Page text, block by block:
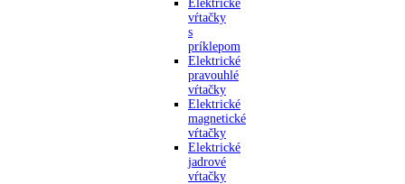
Elektrické
vŕtačky
s
príklepom
Elektrické
pravouhlé
vŕtačky
Elektrické
magnetické
vŕtačky
Elektrické
jadrové
vŕtačky